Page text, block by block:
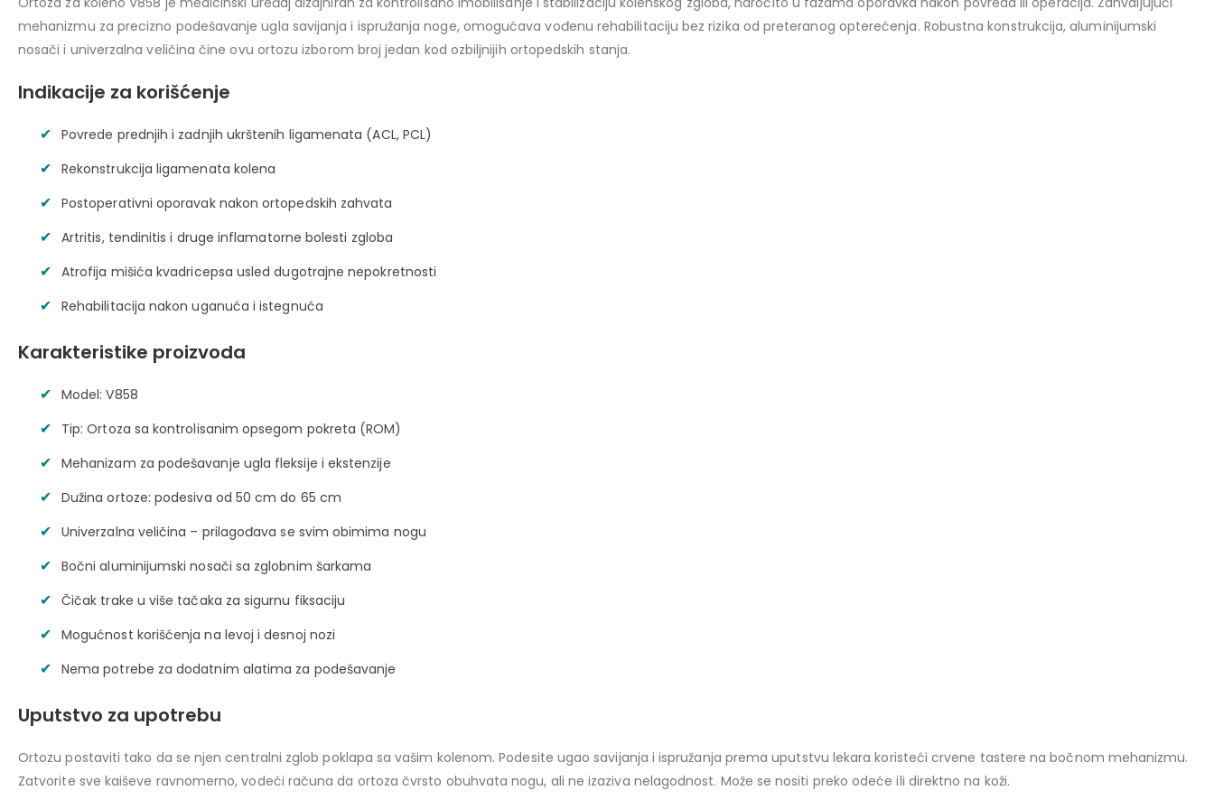
mehanizmu za precizno podešavanje ugla savijanja i ispružanja noge, omogućava vođenu rehabilitaciju bez rizika od preteranog opterećenja. Robustna konstrukcija, aluminijumski
nosači i univerzalna veličina čine ovu ortozu izborom broj jedan kod ozbiljnijih ortopedskih stanja.
Indikacije za korišćenje
Povrede prednjih i zadnjih ukrštenih ligamenata (ACL, PCL)
Rekonstrukcija ligamenata kolena
Postoperativni oporavak nakon ortopedskih zahvata
Artritis, tendinitis i druge inflamatorne bolesti zgloba
Atrofija mišića kvadricepsa usled dugotrajne nepokretnosti
Rehabilitacija nakon uganuća i istegnuća
Karakteristike proizvoda
Model: V858
Tip: Ortoza sa kontrolisanim opsegom pokreta (ROM)
Mehanizam za podešavanje ugla fleksije i ekstenzije
Dužina ortoze: podesiva od 50 cm do 65 cm
Univerzalna veličina – prilagođava se svim obimima nogu
Bočni aluminijumski nosači sa zglobnim šarkama
Čičak trake u više tačaka za sigurnu fiksaciju
Mogućnost korišćenja na levoj i desnoj nozi
Nema potrebe za dodatnim alatima za podešavanje
Uputstvo za upotrebu
Ortozu postaviti tako da se njen centralni zglob poklapa sa vašim kolenom. Podesite ugao savijanja i ispružanja prema uputstvu lekara koristeći crvene tastere na bočnom mehanizmu.
Zatvorite sve kaiševe ravnomerno, vodeći računa da ortoza čvrsto obuhvata nogu, ali ne izaziva nelagodnost. Može se nositi preko odeće ili direktno na koži.